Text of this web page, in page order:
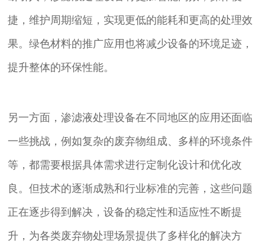
捷，维护周期缩短，实现更低的能耗和更高的处理效
果。绿色材料的推广应用也将减少设备的环境足迹，
提升整体的环保性能。
另一方面，渗滤液处理设备在不同地区的应用还面临
一些挑战，例如复杂的废弃物组成、多样的环境条件
等，都需要根据具体需求进行定制化设计和优化改
良。但技术的逐渐成熟和行业标准的完善，这些问题
正在逐步得到解决，设备的稳定性和适应性不断提
升，为各类废弃物处理场景提供了多样化的解决方